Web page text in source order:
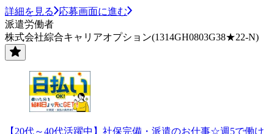
詳細を見る
応募画面に進む
派遣労働者
株式会社綜合キャリアオプション(1314GH0803G38★22-N)
【20代～40代活躍中】社保完備・派遣のお仕事☆週5で働け